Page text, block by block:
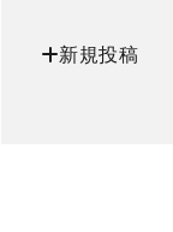
新規投稿